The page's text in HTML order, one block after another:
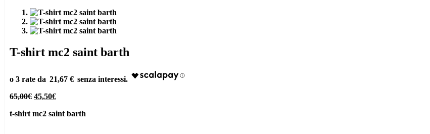
T-shirt mc2 saint barth
21,67 €
65,00€ Il
originale
45,50€Il
attuale
t-shirt mc2 saint barth